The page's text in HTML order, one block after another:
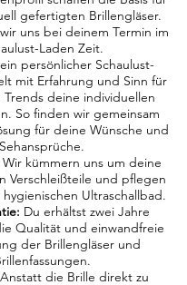
gefertigten Brillengläser.
uns bei deinem Termin im
Laden Zeit.
persönlicher Schaulust-
mit Erfahrung und Sinn für
deine individuellen
So finden wir gemeinsam
für deine Wünsche und
Sehansprüche.
Wir kümmern uns um deine
Verschleißteile und pflegen
Ultraschallbad.
Du erhältst zwei Jahre
Qualität und einwandfreie
der Brillengläser und
Anstatt die Brille direkt zu